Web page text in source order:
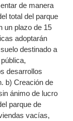
de manera
total del parque
un plazo de 15
adoptarán
destinado a
desarrollos
b) Creación de
ánimo de lucro
parque de
vacías,